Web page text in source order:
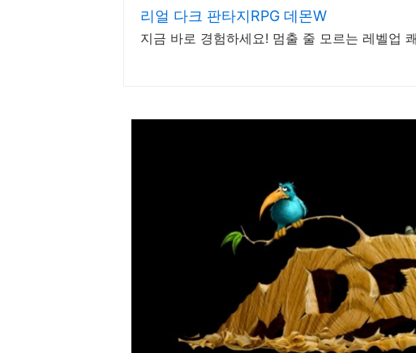
리얼 다크 판타지RPG 데몬W
지금 바로 경험하세요! 멈출 줄 모르는 레벨업